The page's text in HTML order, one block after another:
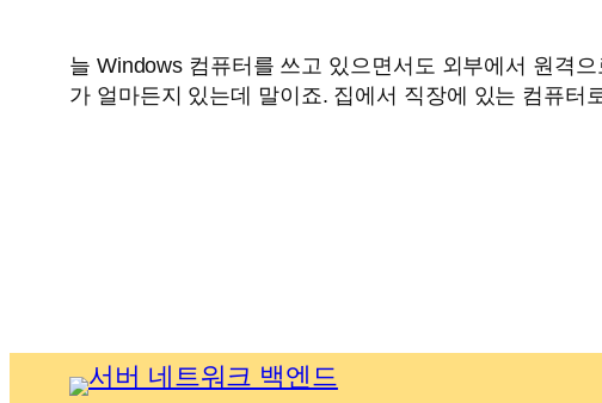
늘 Windows 컴퓨터를 쓰고 있으면서도 외부에서 원격
가 얼마든지 있는데 말이죠. 집에서 직장에 있는 컴퓨